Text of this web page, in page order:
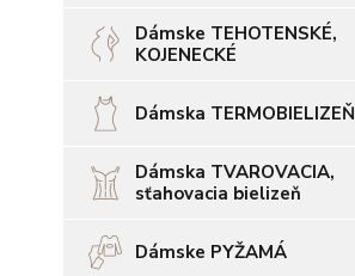
Dámske TEHOTENSKÉ,
KOJENECKÉ
Dámska TERMOBIELIZEŇ
Dámska TVAROVACIA,
sťahovacia bielizeň
Dámske PYŽAMÁ